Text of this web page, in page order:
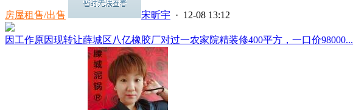
房屋租售/出售 宋昕宇 · 12-08 13:12
因工作原因现转让薛城区八亿橡胶厂对过一农家院精装修400平方，一口价98000...